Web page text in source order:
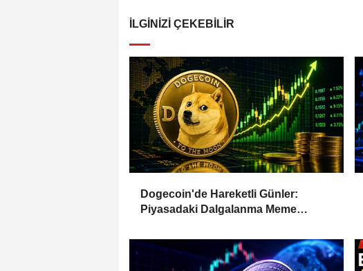
İLGINIZI ÇEKEBILIR
Dogecoin'de Hareketli Günler:
Piyasadaki Dalgalanma Meme